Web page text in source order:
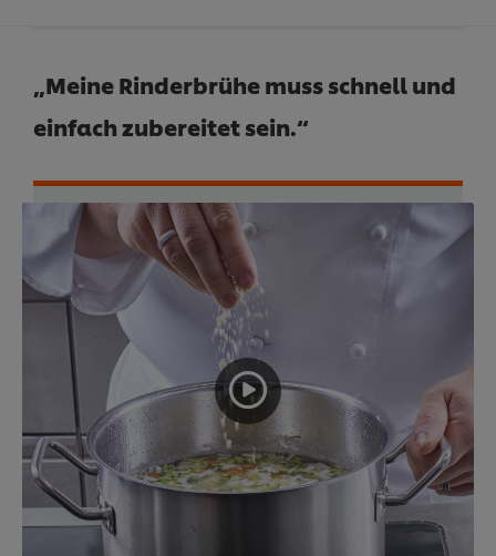
„Meine Rinderbrühe muss schnell und
einfach zubereitet sein.“